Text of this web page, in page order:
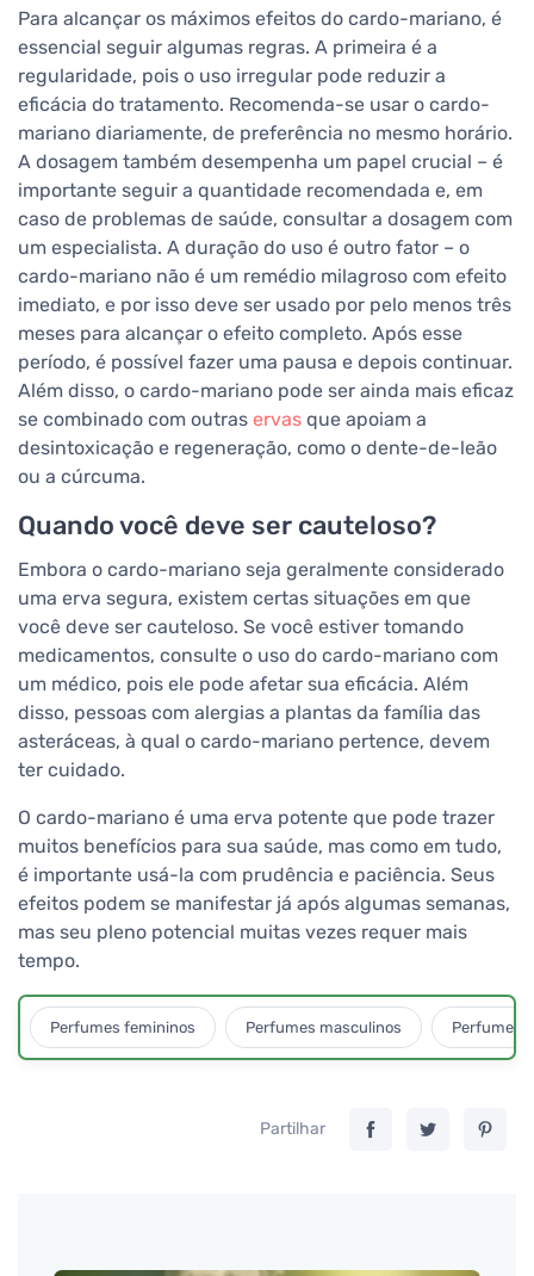
Para alcançar os máximos efeitos do cardo-mariano, é
essencial seguir algumas regras. A primeira é a
regularidade, pois o uso irregular pode reduzir a
eficácia do tratamento. Recomenda-se usar o cardo-
mariano diariamente, de preferência no mesmo horário.
A dosagem também desempenha um papel crucial – é
importante seguir a quantidade recomendada e, em
caso de problemas de saúde, consultar a dosagem com
um especialista. A duração do uso é outro fator – o
cardo-mariano não é um remédio milagroso com efeito
imediato, e por isso deve ser usado por pelo menos três
meses para alcançar o efeito completo. Após esse
período, é possível fazer uma pausa e depois continuar.
Além disso, o cardo-mariano pode ser ainda mais eficaz
se combinado com outras ervas que apoiam a
desintoxicação e regeneração, como o dente-de-leão
ou a cúrcuma.
Quando você deve ser cauteloso?
Embora o cardo-mariano seja geralmente considerado
uma erva segura, existem certas situações em que
você deve ser cauteloso. Se você estiver tomando
medicamentos, consulte o uso do cardo-mariano com
um médico, pois ele pode afetar sua eficácia. Além
disso, pessoas com alergias a plantas da família das
asteráceas, à qual o cardo-mariano pertence, devem
ter cuidado.
O cardo-mariano é uma erva potente que pode trazer
muitos benefícios para sua saúde, mas como em tudo,
é importante usá-la com prudência e paciência. Seus
efeitos podem se manifestar já após algumas semanas,
mas seu pleno potencial muitas vezes requer mais
tempo.
Perfumes femininos Perfumes masculinos Perfumes
Partilhar